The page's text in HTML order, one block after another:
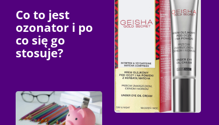
Co to jest
ozonator i po
co się go
stosuje?